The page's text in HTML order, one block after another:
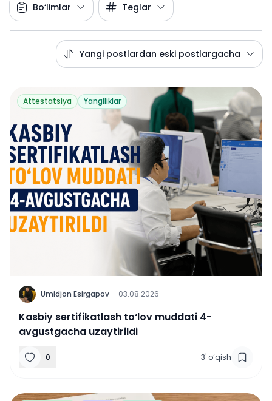
Bo‘limlar Teglar
Yangi postlardan eski postlargacha
Attestatsiya Yangiliklar
U Umidjon Esirgapov · 03.08.2026
Kasbiy sertifikatlash to‘lov muddati 4-
avgustgacha uzaytirildi
0 3' o‘qish